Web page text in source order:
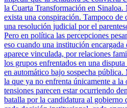
la Cuarta Transformación en Sinaloa.
exista una conspiración. Tampoco de
una resolución judicial por el
Pero en política las percepciones
eso cuando una institución
aparece vinculada, por relaciones
los grupos enfrentados en una
en automático bajo sospecha pública.
la que ya no enfrenta únicamente a
tensiones parecen estar ocurriendo
batalla por la candidatura al gobierno